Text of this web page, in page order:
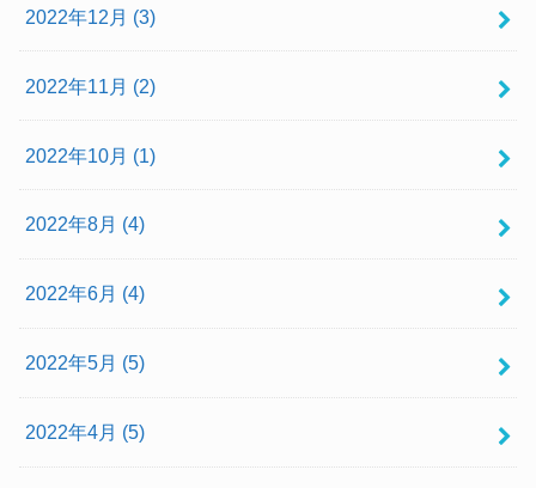
2022年12月 (3)
2022年11月 (2)
2022年10月 (1)
2022年8月 (4)
2022年6月 (4)
2022年5月 (5)
2022年4月 (5)